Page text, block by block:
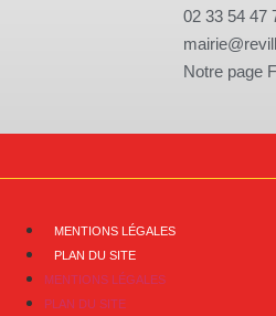
02 33 54 47
Notre page
MENTIONS LÉGALES
PLAN DU SITE
MENTIONS LÉGALES
PLAN DU SITE